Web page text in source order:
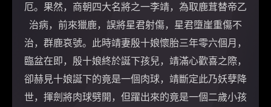
厄。果然，商朝四大名將之一李靖，為取鹿茸替帝乙
治病，前來獵鹿，誤將星君射傷，星君墮崖重傷不
治，群鹿哀號。此時靖妻殷十娘懷胎三年零六個月，
臨盆在即，殷十娘終於誕下孩兒，靖滿心歡喜之際，
卻赫見十娘誕下的竟是一個肉球，靖斷定此乃妖孽降
世，揮劍將肉球劈開，但躍出來的竟是一個二歲小孩